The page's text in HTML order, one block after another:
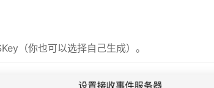
（你也可以选择自己生成）。